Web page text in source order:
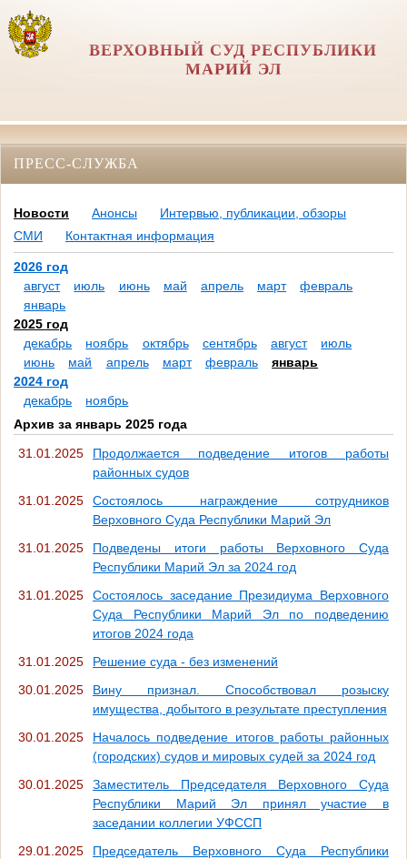
ВЕРХОВНЫЙ СУД РЕСПУБЛИКИ
МАРИЙ ЭЛ
ПРЕСС-СЛУЖБА
Новости Анонсы
Интервью, публикации, обзоры
СМИ
Контактная информация
2026 год
август
июль июнь май апрель март
февраль
январь
2025 год
декабрь
ноябрь октябрь сентябрь август
июль
июнь
май апрель март февраль
январь
2024 год
декабрь
ноябрь
Архив за январь 2025 года
31.01.2025
Продолжается подведение итогов работы
районных судов
31.01.2025
Состоялось награждение сотрудников
Верховного Суда Республики Марий Эл
31.01.2025
Подведены итоги работы Верховного Суда
Республики Марий Эл за 2024 год
31.01.2025
Состоялось заседание Президиума Верховного
Суда Республики Марий Эл по подведению
итогов 2024 года
31.01.2025
Решение суда - без изменений
30.01.2025
Вину признал. Способствовал розыску
имущества, добытого в результате преступления
30.01.2025
Началось подведение итогов работы районных
(городских) судов и мировых судей за 2024 год
30.01.2025
Заместитель Председателя Верховного Суда
Республики Марий Эл принял участие в
заседании коллегии УФССП
29.01.2025
Председатель Верховного Суда Республики